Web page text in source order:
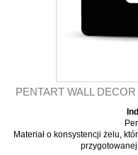
PENTART WALL
Materiał o konsystencji żelu,